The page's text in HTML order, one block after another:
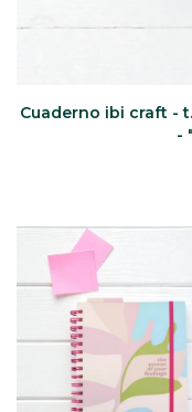
Cuaderno ibi craft -
-